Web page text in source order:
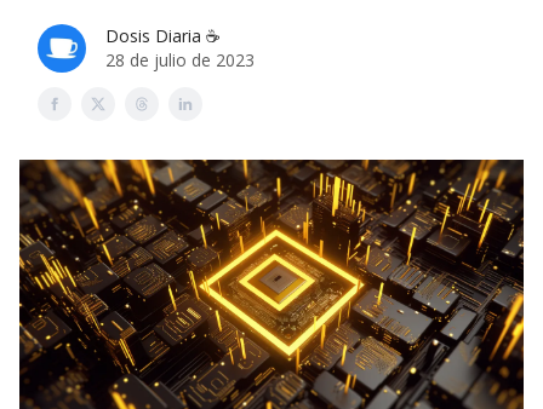
Dosis Diaria ☕️
28 de julio de 2023